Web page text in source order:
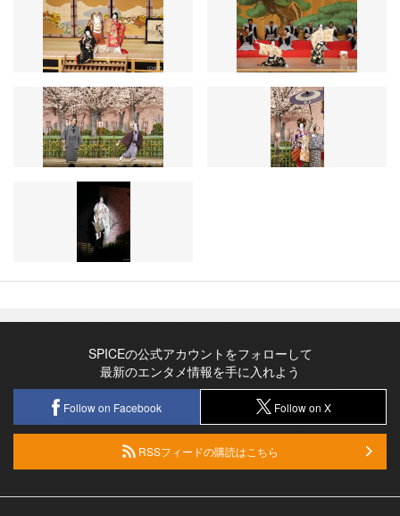
SPICEの公式アカウントをフォローして
最新のエンタメ情報を手に入れよう
Follow on Facebook Follow on X
RSSフィードの購読はこちら